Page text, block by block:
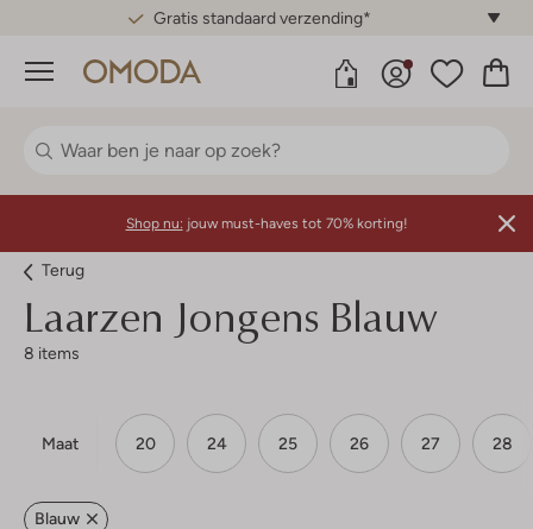
Gratis standaard verzending*
Menu
Shop nu: jouw must-haves tot 70% korting!
Terug
Laarzen Jongens Blauw
8 items
Maat 20 24 25 26 27 28
Blauw